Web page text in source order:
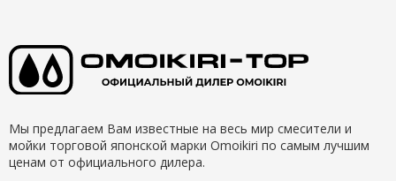
Мы предлагаем Вам известные на весь мир смесители и
мойки торговой японской марки Omoikiri по самым лучшим
ценам от официального дилера.